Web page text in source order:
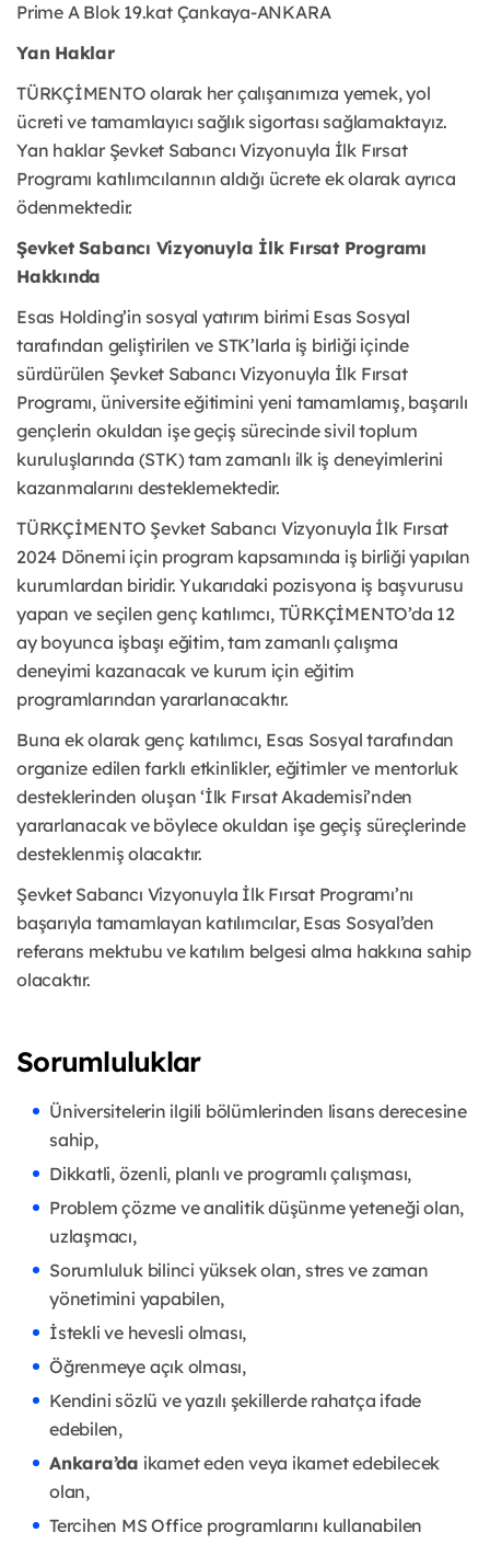
Prime A Blok 19.kat Çankaya-ANKARA
Yan Haklar
TÜRKÇİMENTO olarak her çalışanımıza yemek, yol
ücreti ve tamamlayıcı sağlık sigortası sağlamaktayız.
Yan haklar Şevket Sabancı Vizyonuyla İlk Fırsat
Programı katılımcılarının aldığı ücrete ek olarak ayrıca
ödenmektedir.
Şevket Sabancı Vizyonuyla İlk Fırsat Programı
Hakkında
Esas Holding’in sosyal yatırım birimi Esas Sosyal
tarafından geliştirilen ve STK’larla iş birliği içinde
sürdürülen Şevket Sabancı Vizyonuyla İlk Fırsat
Programı, üniversite eğitimini yeni tamamlamış, başarılı
gençlerin okuldan işe geçiş sürecinde sivil toplum
kuruluşlarında (STK) tam zamanlı ilk iş deneyimlerini
kazanmalarını desteklemektedir.
TÜRKÇİMENTO Şevket Sabancı Vizyonuyla İlk Fırsat
2024 Dönemi için program kapsamında iş birliği yapılan
kurumlardan biridir. Yukarıdaki pozisyona iş başvurusu
yapan ve seçilen genç katılımcı, TÜRKÇİMENTO’da 12
ay boyunca işbaşı eğitim, tam zamanlı çalışma
deneyimi kazanacak ve kurum için eğitim
programlarından yararlanacaktır.
Buna ek olarak genç katılımcı, Esas Sosyal tarafından
organize edilen farklı etkinlikler, eğitimler ve mentorluk
desteklerinden oluşan ‘İlk Fırsat Akademisi’nden
yararlanacak ve böylece okuldan işe geçiş süreçlerinde
desteklenmiş olacaktır.
Şevket Sabancı Vizyonuyla İlk Fırsat Programı’nı
başarıyla tamamlayan katılımcılar, Esas Sosyal’den
referans mektubu ve katılım belgesi alma hakkına sahip
olacaktır.
Sorumluluklar
Üniversitelerin ilgili bölümlerinden lisans derecesine
sahip,
Dikkatli, özenli, planlı ve programlı çalışması,
Problem çözme ve analitik düşünme yeteneği olan,
uzlaşmacı,
Sorumluluk bilinci yüksek olan, stres ve zaman
yönetimini yapabilen,
İstekli ve hevesli olması,
Öğrenmeye açık olması,
Kendini sözlü ve yazılı şekillerde rahatça ifade
edebilen,
Ankara’da ikamet eden veya ikamet edebilecek
olan,
Tercihen MS Office programlarını kullanabilen